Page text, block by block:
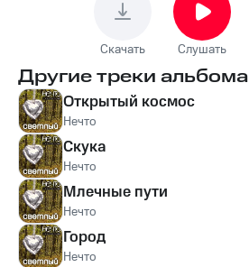
Скачать Слушать
Другие треки альбома
Открытый космос
Нечто
Скука
Нечто
Млечные пути
Нечто
Город
Нечто